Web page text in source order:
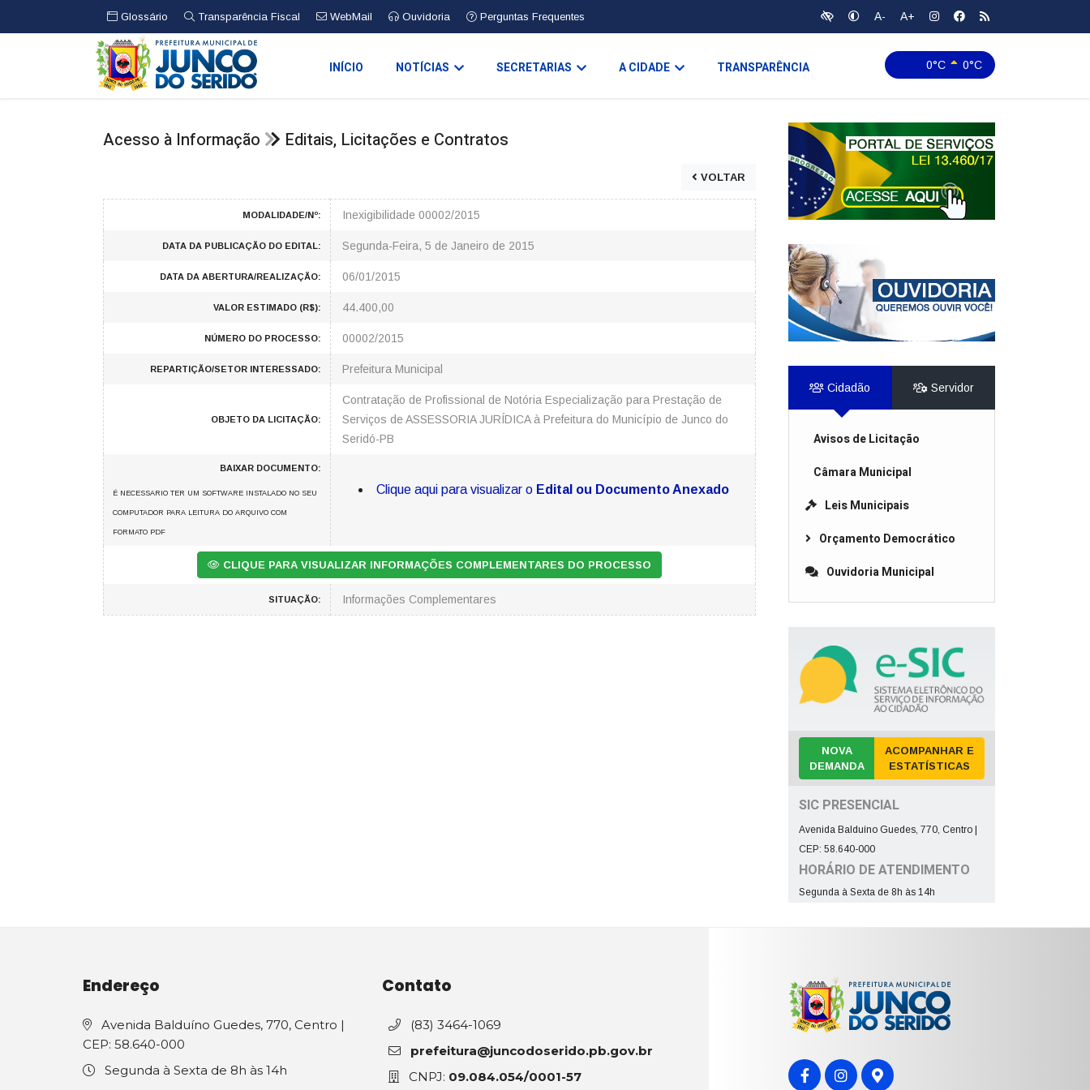
Glossário Transparência Fiscal WebMail Ouvidoria Perguntas Frequentes A- A+
0°C 0°C
INÍCIO NOTÍCIAS SECRETARIAS A CIDADE TRANSPARÊNCIA
Acesso à Informação Editais, Licitações e Contratos
VOLTAR
MODALIDADE/Nº: Inexigibilidade 00002/2015
DATA DA PUBLICAÇÃO DO EDITAL: Segunda-Feira, 5 de Janeiro de 2015
DATA DA ABERTURA/REALIZAÇÃO: 06/01/2015
VALOR ESTIMADO (R$): 44.400,00
NÚMERO DO PROCESSO: 00002/2015
REPARTIÇÃO/SETOR INTERESSADO: Prefeitura Municipal
OBJETO DA LICITAÇÃO:
Contratação de Profissional de Notória Especialização para Prestação de
Serviços de ASSESSORIA JURÍDICA à Prefeitura do Município de Junco do
Seridó-PB
BAIXAR DOCUMENTO:
É NECESSARIO TER UM SOFTWARE INSTALADO NO SEU
COMPUTADOR PARA LEITURA DO ARQUIVO COM
FORMATO PDF
Clique aqui para visualizar o Edital ou Documento Anexado
CLIQUE PARA VISUALIZAR INFORMAÇÕES COMPLEMENTARES DO PROCESSO
SITUAÇÃO: Informações Complementares
Cidadão Servidor
Avisos de Licitação
Câmara Municipal
Leis Municipais
Orçamento Democrático
Ouvidoria Municipal
NOVA
DEMANDA
ACOMPANHAR E
ESTATÍSTICAS
SIC PRESENCIAL
Avenida Balduíno Guedes, 770, Centro |
CEP: 58.640-000
HORÁRIO DE ATENDIMENTO
Segunda à Sexta de 8h às 14h
Endereço
Avenida Balduíno Guedes, 770, Centro |
CEP: 58.640-000
Segunda à Sexta de 8h às 14h
Contato
(83) 3464-1069
prefeitura@juncodoserido.pb.gov.br
CNPJ: 09.084.054/0001-57